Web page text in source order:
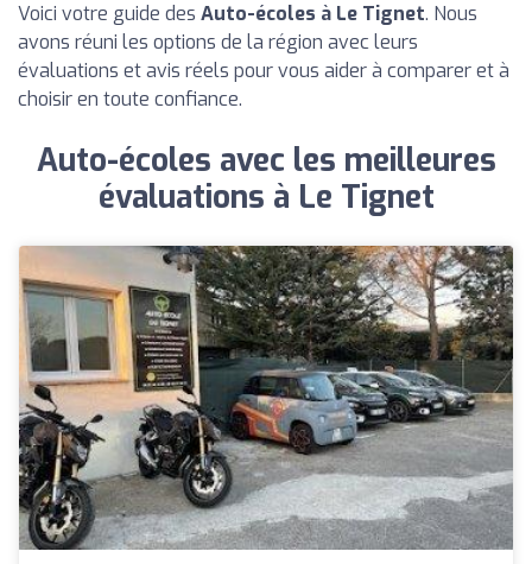
Voici votre guide des Auto-écoles à Le Tignet. Nous
avons réuni les options de la région avec leurs
évaluations et avis réels pour vous aider à comparer et à
choisir en toute confiance.
Auto-écoles avec les meilleures
évaluations à Le Tignet